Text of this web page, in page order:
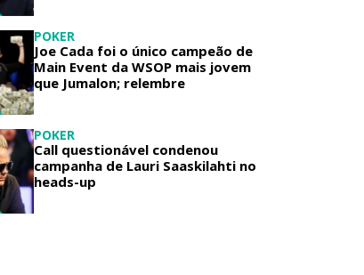
POKER
Joe Cada foi o único campeão de
Main Event da WSOP mais jovem
que Jumalon; relembre
POKER
Call questionável condenou
campanha de Lauri Saaskilahti no
heads-up